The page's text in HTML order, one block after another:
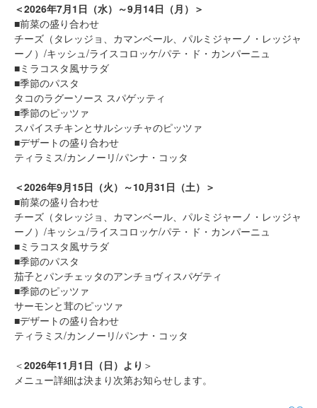
＜2026年7月1日（水）～9月14日（月）＞
■前菜の盛り合わせ
チーズ（タレッジョ、カマンベール、パルミジャーノ・レッジャ
ーノ）/キッシュ/ライスコロッケ/パテ・ド・カンパーニュ
■ミラコスタ風サラダ
■季節のパスタ
タコのラグーソース スパゲッティ
■季節のピッツァ
スパイスチキンとサルシッチャのピッツァ
■デザートの盛り合わせ
ティラミス/カンノーリ/パンナ・コッタ
＜2026年9月15日（火）～10月31日（土）＞
■前菜の盛り合わせ
チーズ（タレッジョ、カマンベール、パルミジャーノ・レッジャ
ーノ）/キッシュ/ライスコロッケ/パテ・ド・カンパーニュ
■ミラコスタ風サラダ
■季節のパスタ
茄子とパンチェッタのアンチョヴィスパゲティ
■季節のピッツァ
サーモンと茸のピッツァ
■デザートの盛り合わせ
ティラミス/カンノーリ/パンナ・コッタ
＜2026年11月1日（日）より ＞
メニュー詳細は決まり次第お知らせします。